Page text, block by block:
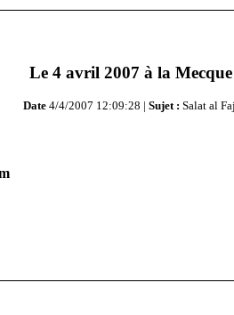
Le 4 avril 2007 à la Mecque
Date4/4/2007 12:09:28 | Sujet : Salat al